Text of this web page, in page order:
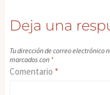
Deja una
Tu dirección de correo electrónico
marcados con *
Comentario *